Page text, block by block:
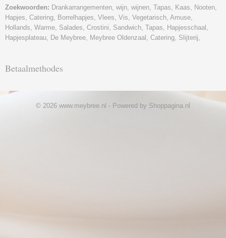
Zoekwoorden: Drankarrangementen, wijn, wijnen, Tapas, Kaas, Nooten,
Hapjes, Catering, Borrelhapjes, Vlees, Vis, Vegetarisch, Amuse,
Hollands, Warme, Salades, Crostini, Sandwich, Tapas, Hapjesschaal,
Hapjesplateau, De Meybree, Meybree Oldenzaal, Catering, Slijterij,
Betaalmethodes
© 2026 www.meybree.nl - Powered by Shoppagina.nl